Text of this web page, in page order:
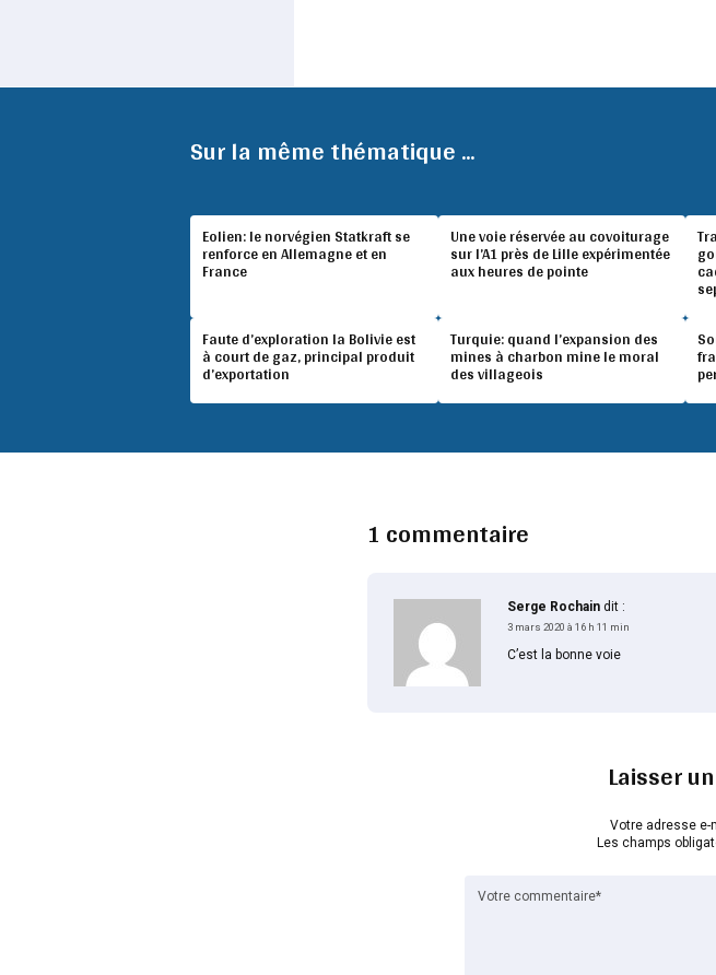
Sur la même thématique ...
Eolien: le norvégien Statkraft se
renforce en Allemagne et en
France
Une voie réservée au covoiturage
sur l’A1 près de Lille expérimentée
aux heures de pointe
Faute d’exploration la Bolivie est
à court de gaz, principal produit
d’exportation
Turquie: quand l’expansion des
mines à charbon mine le moral
des villageois
1 commentaire
Serge Rochain dit :
3 mars 2020 à 16 h 11 min
C’est la bonne voie
Laisser
Votre adresse e-
Les champs